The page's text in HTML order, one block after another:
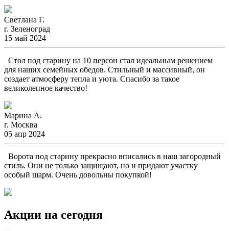
Светлана Г.
г. Зеленоград
15 май 2024
Стол под старину на 10 персон стал идеальным решением
для наших семейных обедов. Стильный и массивный, он
создает атмосферу тепла и уюта. Спасибо за такое
великолепное качество!
Марина А.
г. Москва
05 апр 2024
Ворота под старину прекрасно вписались в наш загородный
стиль. Они не только защищают, но и придают участку
особый шарм. Очень довольны покупкой!
Акции на сегодня